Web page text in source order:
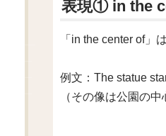
表現① in the
「in the center of」
例文：The statue
（その像は公園の中